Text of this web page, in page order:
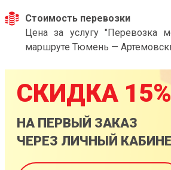
Стоимость перевозки
Цена за услугу "Перевозка
маршруте Тюмень —
СКИДКА 15%
НА ПЕРВЫЙ ЗАКАЗ
ЧЕРЕЗ ЛИЧНЫЙ